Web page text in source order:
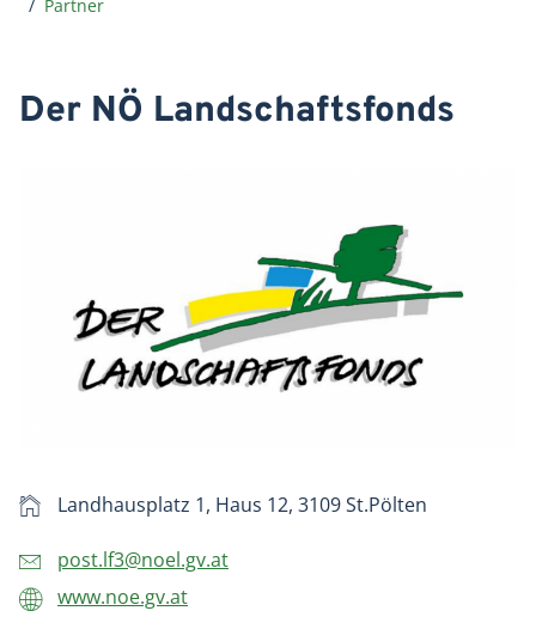
Partner
Der NÖ Landschaftsfonds
Landhausplatz 1, Haus 12, 3109 St.Pölten
post.lf3@noel.gv.at
www.noe.gv.at